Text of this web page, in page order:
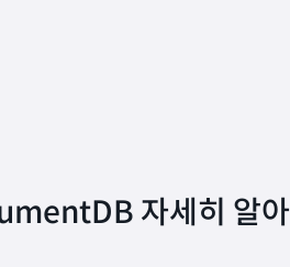
자세히 알아